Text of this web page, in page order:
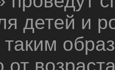
детей и